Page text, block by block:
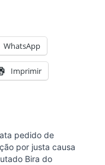
WhatsApp
Imprimir
pedido de
por justa causa
Bira do